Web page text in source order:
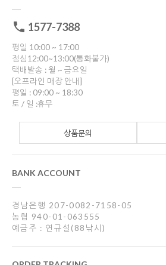
1577-7388
평일 10:00 ~ 17:00
점심12:00~13:00(통화불가)
택배발송 : 월 ~ 금요일
[오프라인 매장 안내]
평일 : 09:00 ~ 18:30
토 / 일 :휴무
상품문의
BANK ACCOUNT
경남은행 207-0082-7158-05
농협 940-01-063555
예금주 : 연규설(88낚시)